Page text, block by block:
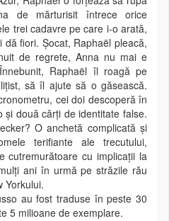
de mărturisit întrece orice
trei cadavre pe care i-o arată,
fiori. Șocat, Raphaël pleacă,
de regrete, Anna nu mai e
Raphaël îl roagă pe
să îl ajute să o găsească.
cei doi descoperă în
două cărți de identitate false.
O anchetă complicată și
terifiante ale trecutului,
cutremurătoare cu implicații la
ani în urmă pe străzile rău
Yorkului.
au fost traduse în peste 30
5 milioane de exemplare.